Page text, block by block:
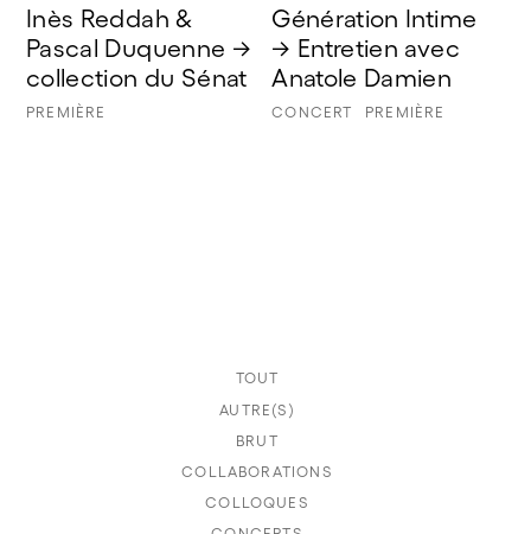
Inès Reddah &
Pascal Duquenne →
collection du Sénat
PREMIÈRE
Génération Intime
→ Entretien avec
Anatole Damien
CONCERT PREMIÈRE
TOUT
AUTRE(S)
BRUT
COLLABORATIONS
COLLOQUES